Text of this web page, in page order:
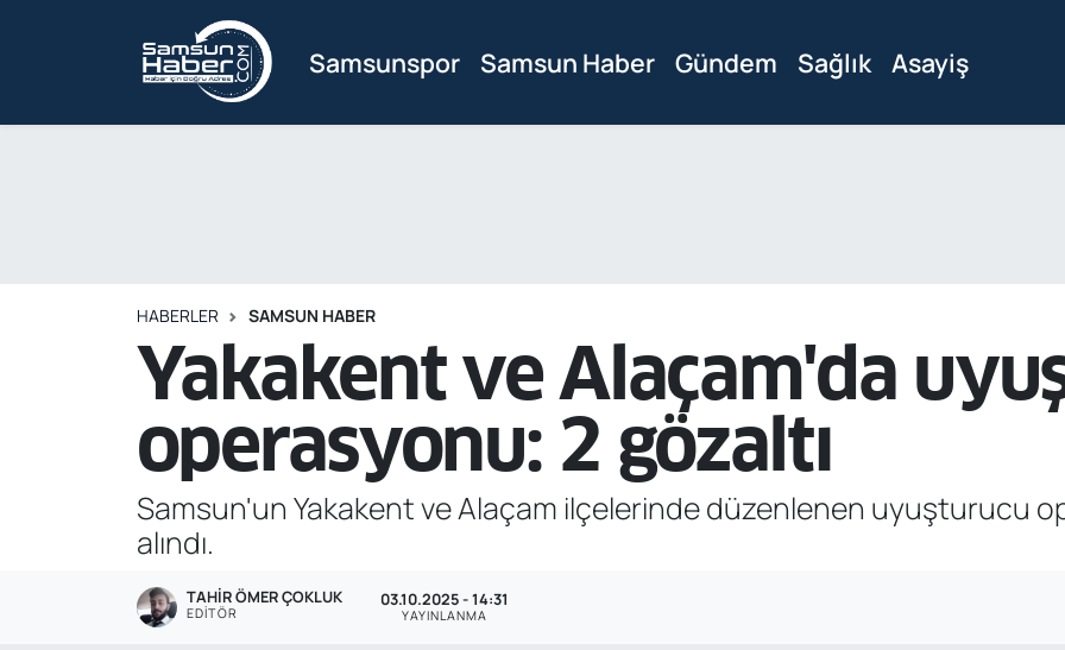
Samsunspor Samsun Haber Gündem Sağlık Asayiş
HABERLER SAMSUN HABER
Yakakent ve Alaçam'da
operasyonu: 2 gözaltı
Samsun'un Yakakent ve Alaçam ilçelerinde düzenlenen uyuşturucu
alındı.
TAHIR ÖMER ÇOKLUK
EDITÖR
03.10.2025 - 14:31
YAYINLANMA
Samsunspor
Ekonomi
Gündem
Hava Durumu
Son Dakika Haberleri
Haber Arşivi